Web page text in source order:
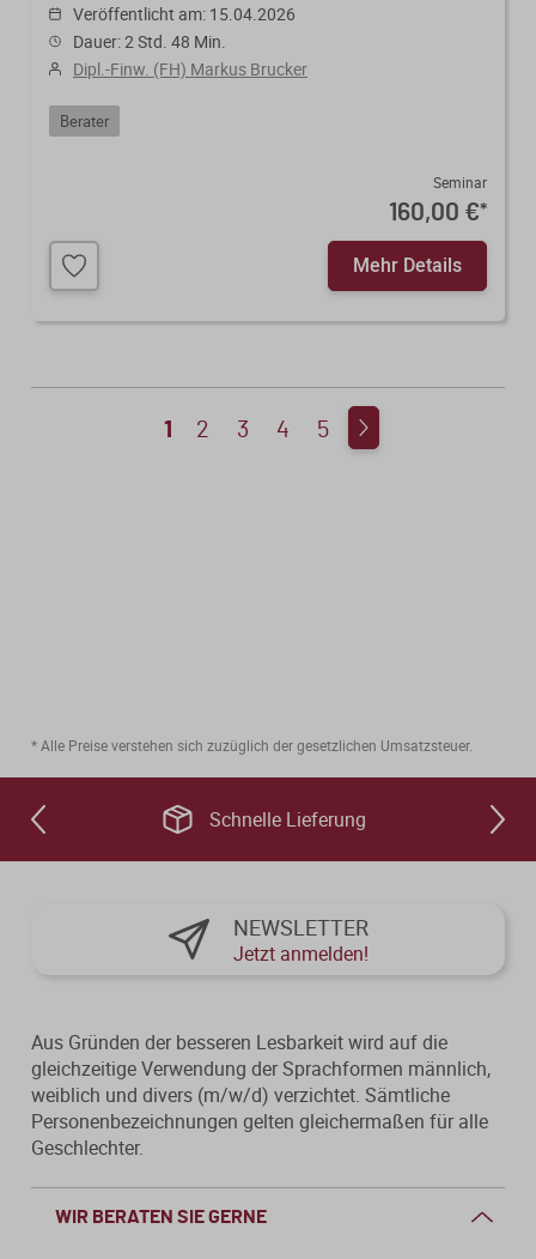
Veröffentlicht am: 15.04.2026
Dauer: 2 Std. 48 Min.
Dipl.-Finw. (FH) Markus Brucker
Berater
Seminar
160,00 €*
Mehr Details
1 2 3 4 5
2
* Alle Preise verstehen sich zuzüglich der gesetzlichen Umsatzsteuer.
Schnelle Lieferung
WIR BERATEN SIE GERNE
NEWSLETTER
Jetzt anmelden!
Aus Gründen der besseren Lesbarkeit wird auf die
gleichzeitige Verwendung der Sprachformen männlich,
weiblich und divers (m/w/d) verzichtet. Sämtliche
Personenbezeichnungen gelten gleichermaßen für alle
Geschlechter.